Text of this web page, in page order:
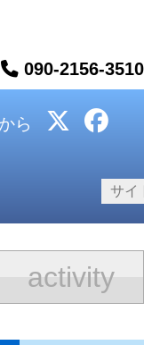
090-2156-3510
ら
activity